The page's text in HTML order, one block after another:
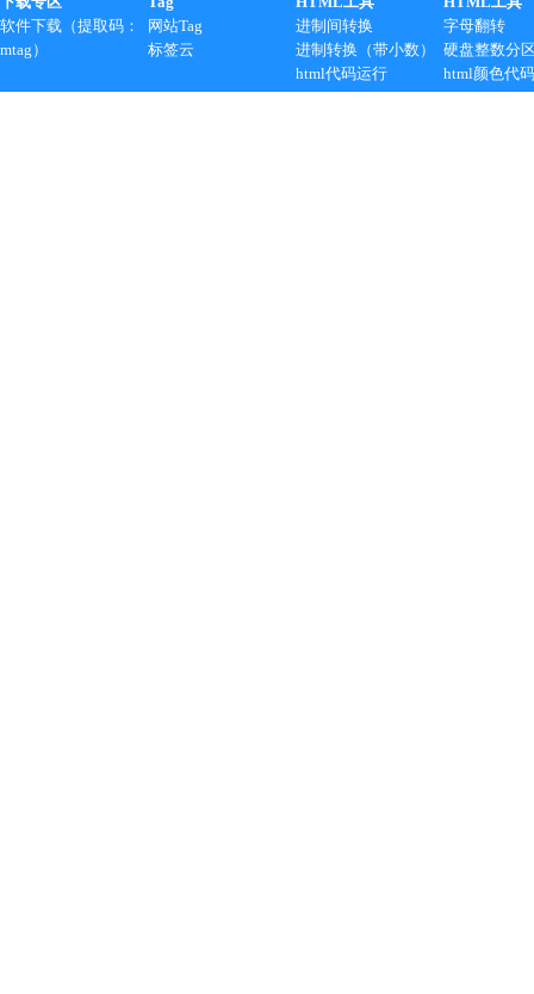
软件下载（提取码：
mtag）
网站Tag
标签云
进制间转换
进制转换（带小数）
html代码运行
字母翻转
硬盘整数分
html颜色代码